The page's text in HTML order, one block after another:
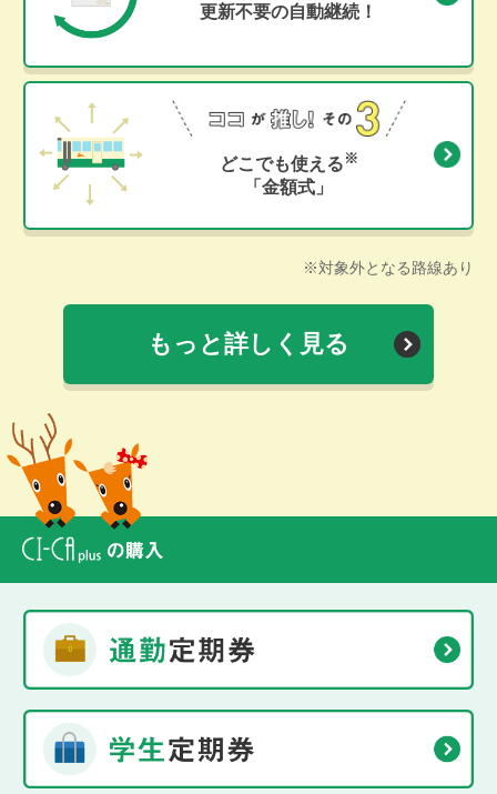
更新不要の自動継続！
どこでも使える ※
「金額式」
※対象外となる路線あり
もっと詳しく見る